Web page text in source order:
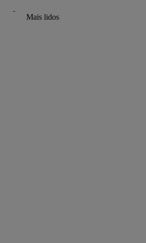
Mais lidos